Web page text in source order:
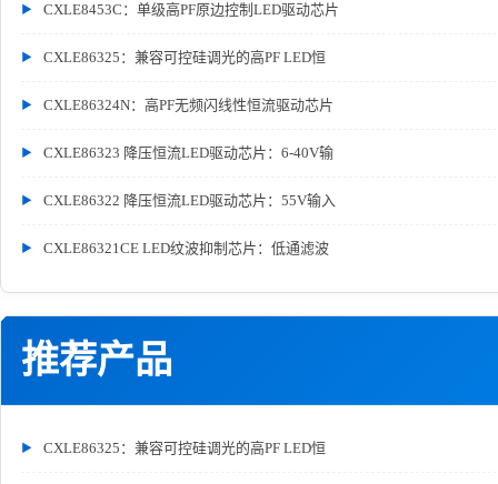
CXLE8453C：单级高PF原边控制LED驱动芯片
CXLE86325：兼容可控硅调光的高PF LED恒
CXLE86324N：高PF无频闪线性恒流驱动芯片
CXLE86323 降压恒流LED驱动芯片：6-40V输
CXLE86322 降压恒流LED驱动芯片：55V输入
CXLE86321CE LED纹波抑制芯片：低通滤波
推荐产品
CXLE86325：兼容可控硅调光的高PF LED恒